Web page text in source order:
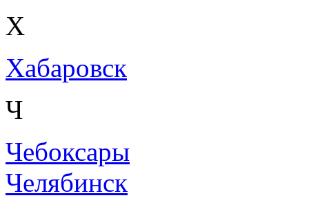
Х
Хабаровск
Ч
Чебоксары
Челябинск